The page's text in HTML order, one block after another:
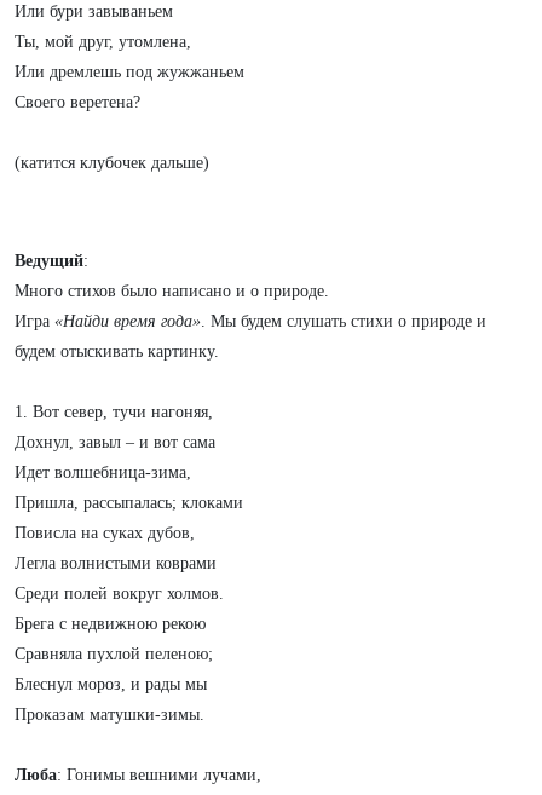
Или бури завываньем
Ты, мой друг, утомлена,
Или дремлешь под жужжаньем
Своего веретена?
(катится клубочек дальше)
Ведущий:
Много стихов было написано и о природе.
Игра «Найди время года». Мы будем слушать стихи о природе и
будем отыскивать картинку.
1. Вот север, тучи нагоняя,
Дохнул, завыл – и вот сама
Идет волшебница-зима,
Пришла, рассыпалась; клоками
Повисла на суках дубов,
Легла волнистыми коврами
Среди полей вокруг холмов.
Брега с недвижною рекою
Сравняла пухлой пеленою;
Блеснул мороз, и рады мы
Проказам матушки-зимы.
Люба: Гонимы вешними лучами,